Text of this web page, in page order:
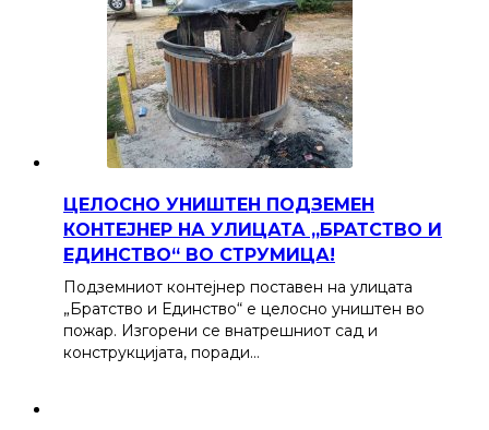
ЦЕЛОСНО УНИШТЕН ПОДЗЕМЕН
КОНТЕЈНЕР НА УЛИЦАТА „БРАТСТВО И
ЕДИНСТВО“ ВО СТРУМИЦА!
Подземниот контејнер поставен на улицата
„Братство и Единство“ е целосно уништен во
пожар. Изгорени се внатрешниот сад и
конструкцијата, поради…